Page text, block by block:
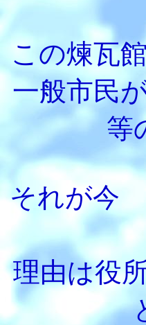
この煉瓦
一般市民
等
それが今
理由は役